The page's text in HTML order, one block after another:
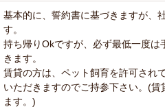
基本的に、誓約書に基づきますが、
す。
持ち帰りOkですが、必ず最低一度
きます。
賃貸の方は、ペット飼育を許可され
いただきますのでご持参下さい。(
ます。)